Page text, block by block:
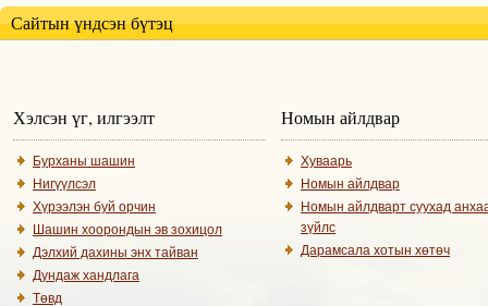
Сайтын үндсэн бүтэц
Хэлсэн үг, илгээлт
Бурханы шашин
Нигүүлсэл
Хүрээлэн буй орчин
Шашин хоорондын эв зохицол
Дэлхий дахины энх тайван
Дундаж хандлага
Төвд
Номын айлдвар
Хуваарь
Номын айлдвар
Номын айлдварт суухад
зүйлс
Дарамсала хотын хөтөч